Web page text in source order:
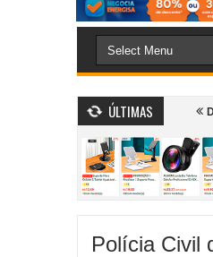
ÚLTIMAS
e mobiliza bombeiros
por envolvimento em esquema
ex-companheira dentro de
Polícia Civil